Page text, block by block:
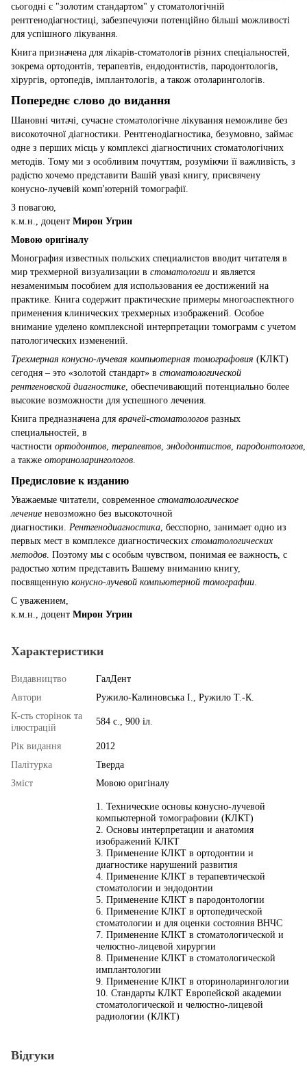
сьогодні є "золотим стандартом" у стоматологічній
рентгенодіагностиці, забезпечуючи потенційно більші можливості
для успішного лікування.
Книга призначена для лікарів-стоматологів різних спеціальностей,
зокрема ортодонтів, терапевтів, ендодонтистів, пародонтологів,
хірургів, ортопедів, імплантологів, а також отоларингологів.
Попереднє слово до видання
Шановні читачі, сучасне стоматологічне лікування неможливе без
високоточної діагностики. Рентгенодіагностика, безумовно, займає
одне з перших місць у комплексі діагностичних стоматологічних
методів. Тому ми з особливим почуттям, розуміючи її важливість, з
радістю хочемо представити Вашій увазі книгу, присвячену
конусно-лучевій комп'ютерній томографії.
З повагою,
к.м.н., доцент Мирон Угрин
Мовою оригіналу
Монография известных польских специалистов вводит читателя в
мир трехмерной визуализации в стоматологии и является
незаменимым пособием для использования ее достижений на
практике. Книга содержит практические примеры многоаспектного
применения клинических трехмерных изображений. Особое
внимание уделено комплексной интерпретации томограмм с учетом
патологических изменений.
Трехмерная конусно-лучевая компьютерная томографовия (КЛКТ)
сегодня – это «золотой стандарт» в стоматологической
рентгеновской диагностике , обеспечивающий потенциально более
высокие возможности для успешного лечения.
Книга предназначена для врачей-стоматологов разных
специальностей, в
частности ортодонтов терапевтов эндодонтистов пародонтологов
а также оториноларингологов
Предисловие к изданию
Уважаемые читатели, современное стоматологическое
лечение невозможно без высокоточной
диагностики. Рентгенодиагностика, бесспорно, занимает одно из
первых мест в комплексе диагностических стоматологических
методов. Поэтому мы с особым чувством, понимая ее важность, с
радостью хотим представить Вашему вниманию книгу,
посвященную конусно-лучевой компьютерной томографии.
С уважением,
к.м.н., доцент Мирон Угрин
Характеристики
Видавництво
ГалДент
Автори
Ружило-Калиновська І., Ружило Т.-К.
К-сть сторінок та
ілюстрацій
584 с., 900 іл.
Рік видання
2012
Палітурка
Тверда
Змiст
Мовою оригіналу
1. Технические основы конусно-лучевой
компьютерной томографовии (КЛКТ)
2. Основы интерпретации и анатомия
изображений КЛКТ
3. Применение КЛКТ в ортодонтии и
диагностике нарушений развития
4. Применение КЛКТ в терапевтической
стоматологии и эндодонтии
5. Применение КЛКТ в пародонтологии
6. Применение КЛКТ в ортопедической
стоматологии и для оценки состояния ВНЧС
7. Применение КЛКТ в стоматологической и
челюстно-лицевой хирургии
8. Применение КЛКТ в стоматологической
имплантологии
9. Применение КЛКТ в оториноларингологии
10. Стандарты КЛКТ Европейской академии
стоматологической и челюстно-лицевой
радиологии (КЛКТ)
Відгуки